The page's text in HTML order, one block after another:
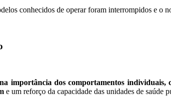
conhecidos de operar foram interrompidos e o
importância dos comportamentos
e um reforço da capacidade das unidades de saúde